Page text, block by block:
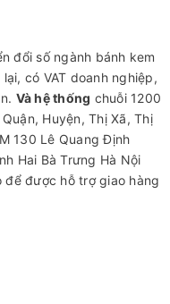
đổi số ngành bánh kem
có VAT doanh nghiệp,
Và hệ thống chuỗi 1200
Huyện, Thị Xã, Thị
130 Lê Quang Định
Hai Bà Trưng Hà Nội
để được hỗ trợ giao hàng